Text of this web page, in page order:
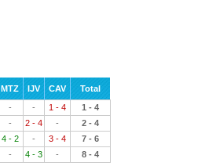
MTZ IJV CAV
Total
- - 1 - 4
1 - 4
- 2 - 4 -
2 - 4
4 - 2 - 3 - 4
7 - 6
- 4 - 3 - 8 - 4